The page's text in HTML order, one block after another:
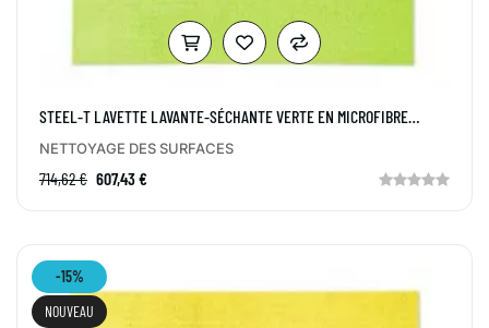
STEEL-T LAVETTE LAVANTE-SÉCHANTE VERTE EN MICROFIBRE
NETTOYAGE DES SURFACES
714,62 € 607,43 €
-15%
NOUVEAU